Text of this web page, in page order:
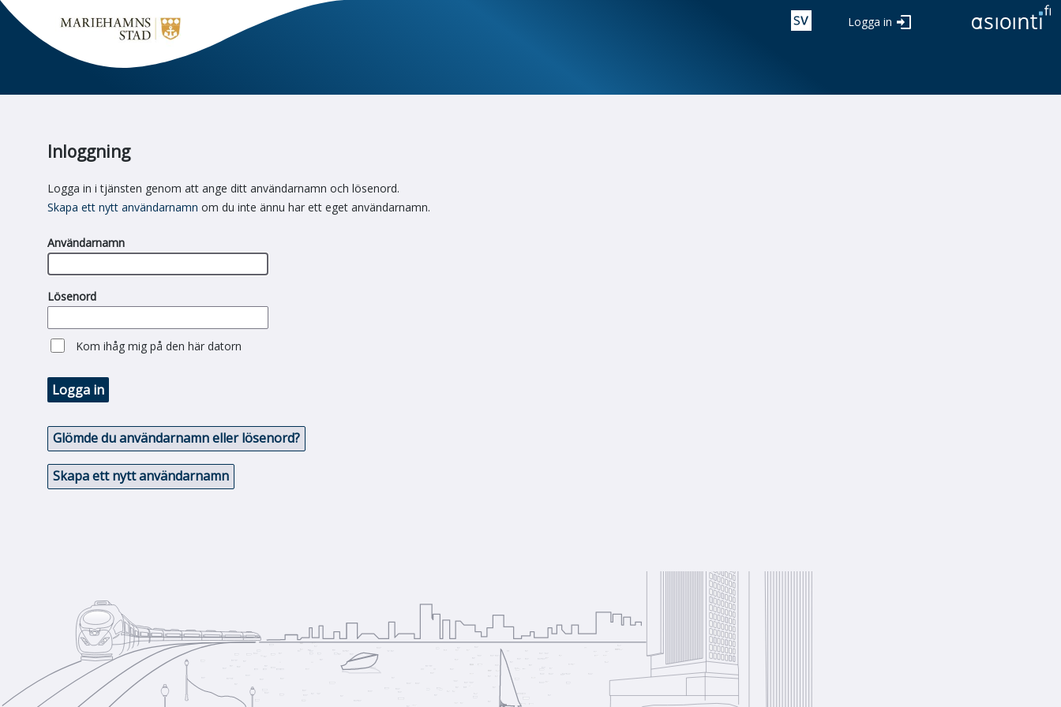
Logga in
Inloggning
Logga in i tjänsten genom att ange ditt användarnamn och lösenord.
Skapa ett nytt användarnamn om du inte ännu har ett eget användarnamn.
Användarnamn
Lösenord
Kom ihåg mig på den här datorn
Logga in
Glömde du användarnamn eller lösenord?
Skapa ett nytt användarnamn